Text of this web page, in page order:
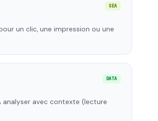
SEA
un clic, une impression ou une
DATA
analyser avec contexte (lecture